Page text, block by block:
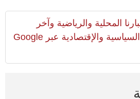
المحلية والرياضية وآخر
المستجدات السياسية والإقتصادية عبر Google